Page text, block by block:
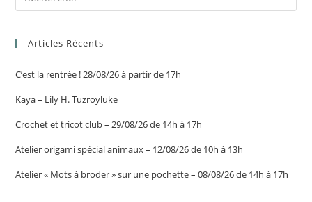
Articles Récents
C’est la rentrée ! 28/08/26 à partir de 17h
Kaya – Lily H. Tuzroyluke
Crochet et tricot club – 29/08/26 de 14h à 17h
Atelier origami spécial animaux – 12/08/26 de 10h à 13h
Atelier « Mots à broder » sur une pochette – 08/08/26 de 14h à 17h